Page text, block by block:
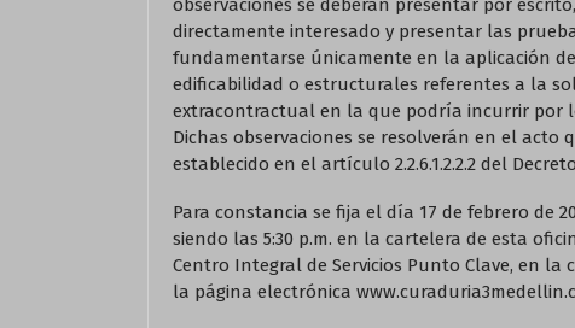
observaciones se deberán presentar por
directamente interesado y presentar las
fundamentarse únicamente en la aplicación
edificabilidad o estructurales referentes a la
extracontractual en la que podría incurrir por
Dichas observaciones se resolverán en el
establecido en el artículo 2.2.6.1.2.2.2 del Decreto
Para constancia se fija el día 17 de febrero de
siendo las 5:30 p.m. en la cartelera de esta
Centro Integral de Servicios Punto Clave, en
la página electrónica